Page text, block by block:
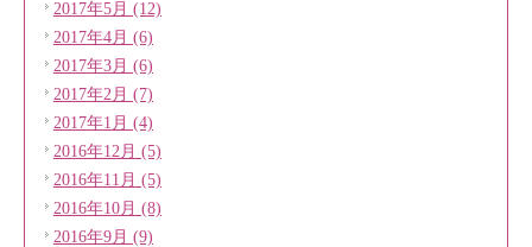
2017年5月 (12)
2017年4月 (6)
2017年3月 (6)
2017年2月 (7)
2017年1月 (4)
2016年12月 (5)
2016年11月 (5)
2016年10月 (8)
2016年9月 (9)